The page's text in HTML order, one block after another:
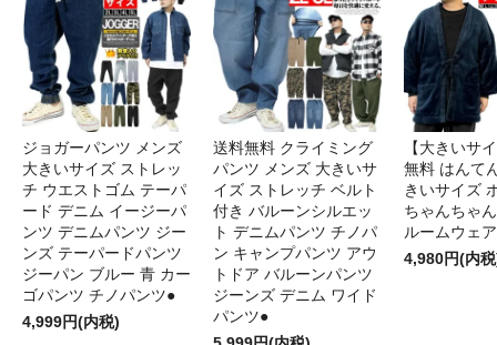
ジョガーパンツ メンズ
大きいサイズ ストレッ
チ ウエストゴム テーパ
ード デニム イージーパ
ンツ デニムパンツ ジー
ンズ テーパードパンツ
ジーパン ブルー 青 カー
ゴパンツ チノパンツ●
4,999円(内税)
送料無料 クライミング
パンツ メンズ 大きいサ
イズ ストレッチ ベルト
付き バルーンシルエッ
ト デニムパンツ チノパ
ン キャンプパンツ アウ
トドア バルーンパンツ
ジーンズ デニム ワイド
パンツ●
【大きいサ
無料 はんて
きいサイズ
ちゃんちゃ
ルームウェ
4,980円(内